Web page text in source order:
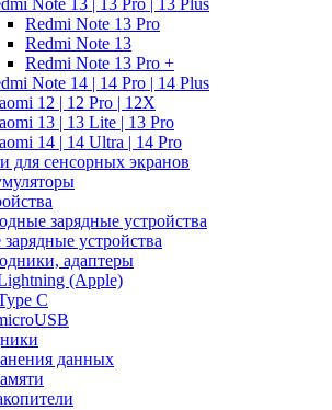
Note 13 | 13 Pro | 13 Plus
Redmi Note 13 Pro
Redmi Note 13
Redmi Note 13 Pro +
Note 14 | 14 Pro | 14 Plus
12 | 12 Pro | 12X
13 | 13 Lite | 13 Pro
14 | 14 Ultra | 14 Pro
для сенсорных экранов
зарядные устройства
устройства
адаптеры
(Apple)
C
данных